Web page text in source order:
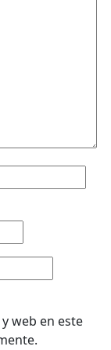
web en este